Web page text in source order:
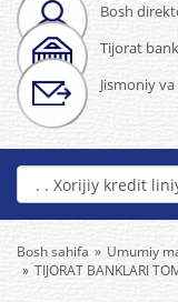
Bosh
Tijorat
Jismoniy
Bosh sahifa Umumiy
TIJORAT BANKLARI